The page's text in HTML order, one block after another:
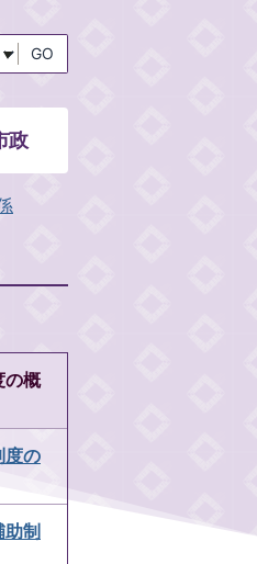
GO
政
の概
度の
制